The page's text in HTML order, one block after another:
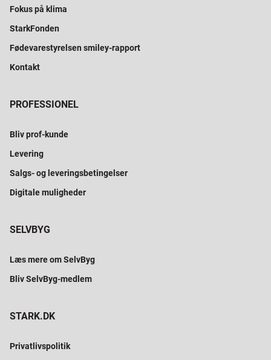
Fokus på klima
StarkFonden
Fødevarestyrelsen smiley-rapport
Kontakt
PROFESSIONEL
Bliv prof-kunde
Levering
Salgs- og leveringsbetingelser
Digitale muligheder
SELVBYG
Læs mere om SelvByg
Bliv SelvByg-medlem
STARK.DK
Privatlivspolitik